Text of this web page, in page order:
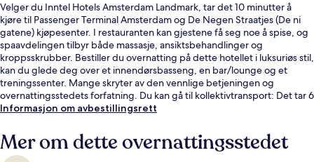
Velger du Inntel Hotels Amsterdam Landmark, tar det 10 minutter å
kjøre til Passenger Terminal Amsterdam og De Negen Straatjes (De ni
gatene) kjøpesenter. I restauranten kan gjestene få seg noe å spise, og
spaavdelingen tilbyr både massasje, ansiktsbehandlinger og
kroppsskrubber. Bestiller du overnatting på dette hotellet i luksuriøs stil,
kan du glede deg over et innendørsbasseng, en bar/lounge og et
treningssenter. Mange skryter av den vennlige betjeningen og
overnattingsstedets forfatning. Du kan gå til kollektivtransport: Det tar 6
minutter å gå til Rietlandpark trikkeholdeplass og 7 minutter å gå til 1e
Informasjon om avbestillingsrett
Mer om dette overnattingsstedet